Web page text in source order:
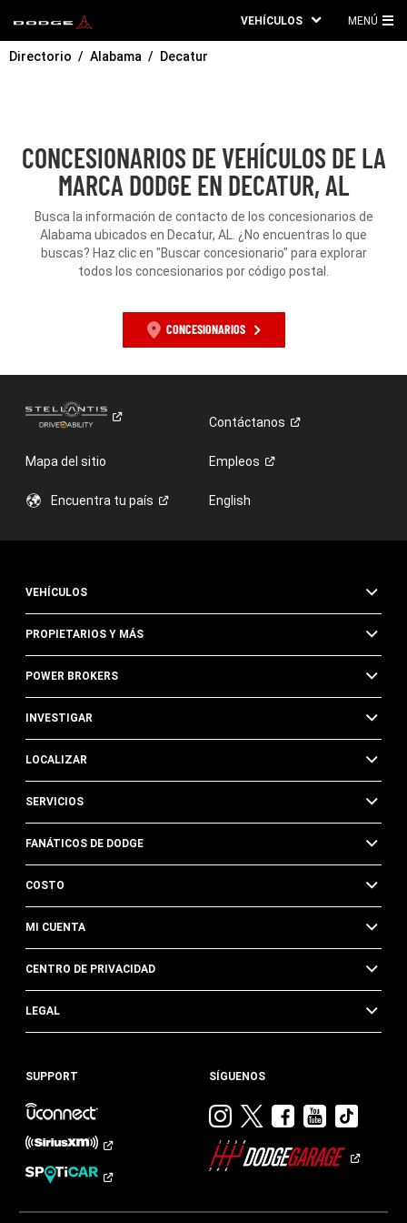
VEHÍCULOS MENÚ
Directorio Alabama Decatur
CONCESIONARIOS DE VEHÍCULOS DE LA
MARCA DODGE EN DECATUR, AL
Busca la información de contacto de los concesionarios de
Alabama ubicados en Decatur, AL. ¿No encuentras lo que
buscas? Haz clic en "Buscar concesionario" para explorar
todos los concesionarios por código postal.
CONCESIONARIOS
Contáctanos
Mapa del sitio Empleos
Encuentra tu país English
VEHÍCULOS
PROPIETARIOS Y MÁS
POWER BROKERS
INVESTIGAR
LOCALIZAR
SERVICIOS
FANÁTICOS DE DODGE
COSTO
MI CUENTA
CENTRO DE PRIVACIDAD
LEGAL
SUPPORT SÍGUENOS
Visitar
Dodge
en
Visitar
en
Visitar
en
Visitar
en en